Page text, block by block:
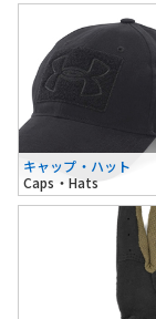
キャップ・ハット
Caps・Hats